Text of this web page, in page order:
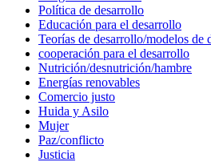
Política de desarrollo
Educación para el desarrollo
Teorías de desarrollo/modelos de
cooperación para el desarrollo
Nutrición/desnutrición/hambre
Energías renovables
Comercio justo
Huida y Asilo
Mujer
Paz/conflicto
Justicia